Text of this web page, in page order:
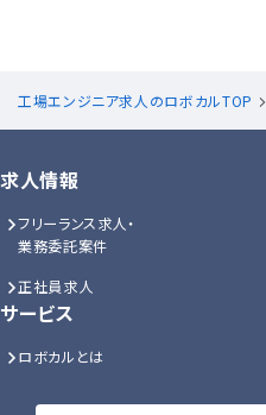
工場エンジニア求人のロボカルTOP
求人情報
フリーランス求人・
業務委託案件
正社員求人
サービス
ロボカルとは